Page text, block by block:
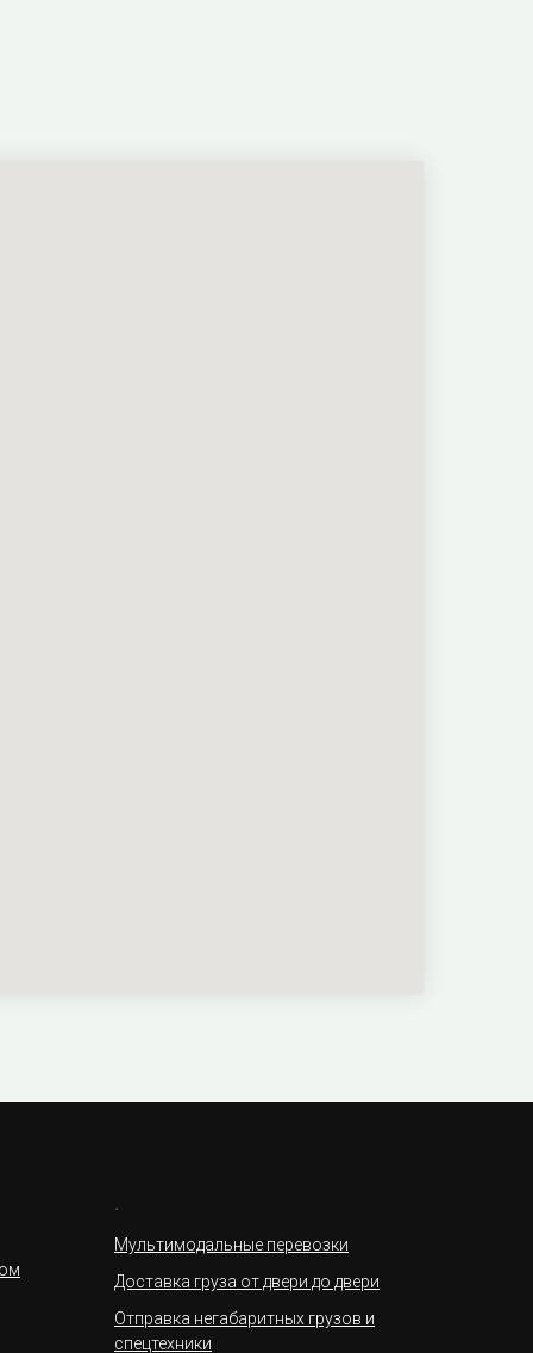
.
Мультимодальные перевозки
Доставка груза от двери до двери
Отправка негабаритных грузов и
спецтехники